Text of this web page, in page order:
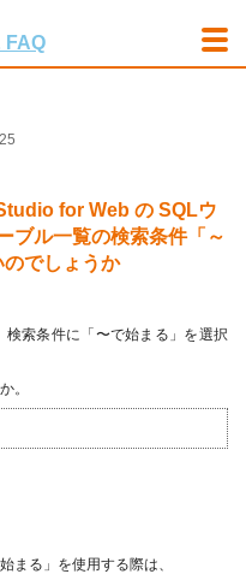
for Web の SQLウ
ブル一覧の検索条件「～
でしょうか
索条件に「〜で始まる」を選択
。
まる」を使用する際は、